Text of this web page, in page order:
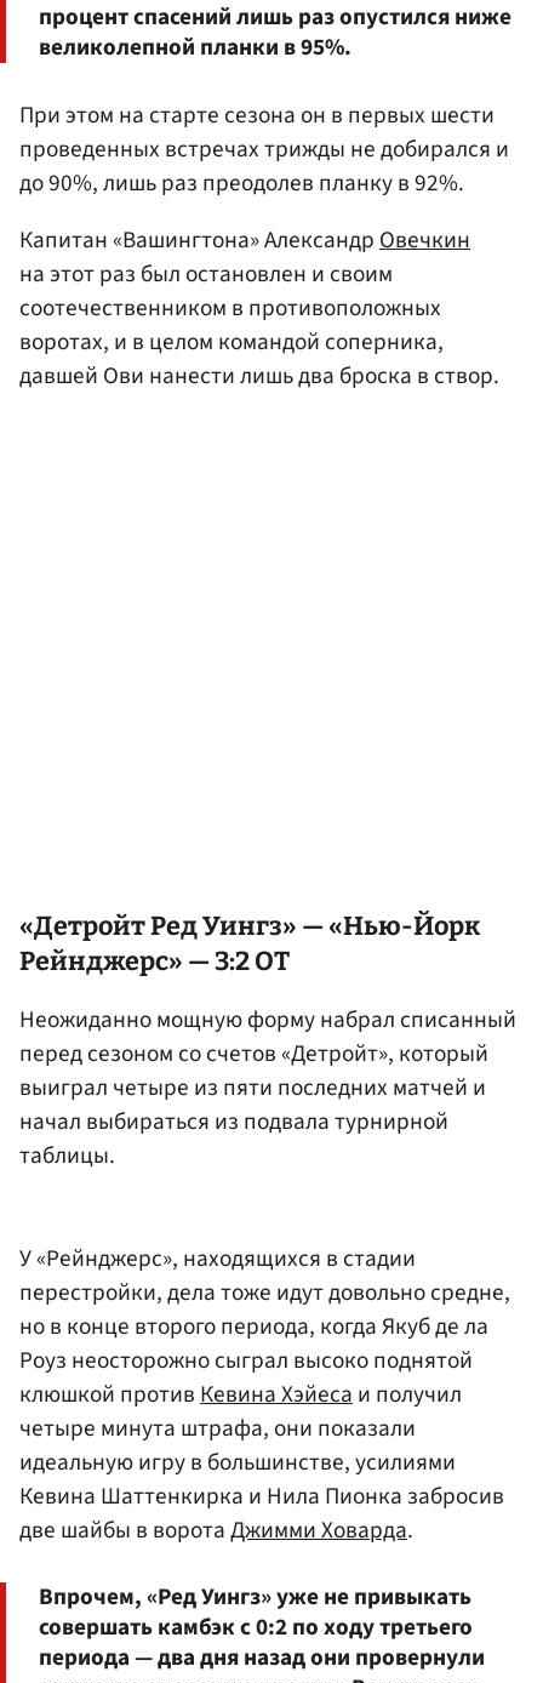
процент спасений лишь раз опустился ниже
великолепной планки в 95%.
При этом на старте сезона он в первых шести
проведенных встречах трижды не добирался и
до 90%, лишь раз преодолев планку в 92%.
Капитан «Вашингтона» АлександрОвечкин
на этот раз был остановлен и своим
соотечественником в противоположных
воротах, и в целом командой соперника,
давшей Ови нанести лишь два броска в створ.
«Детройт Ред Уингз» — «Нью-Йорк
Рейнджерс» — 3:2 ОТ
Неожиданно мощную форму набрал списанный
перед сезоном со счетов «Детройт», который
выиграл четыре из пяти последних матчей и
начал выбираться из подвала турнирной
таблицы.
У «Рейнджерс», находящихся в стадии
перестройки, дела тоже идут довольно средне,
но в конце второго периода, когда Якуб де ла
Роуз неосторожно сыграл высоко поднятой
клюшкой противКевина Хэйесаи получил
четыре минута штрафа, они показали
идеальную игру в большинстве, усилиями
Кевина Шаттенкирка и Нила Пионка забросив
две шайбы в воротаДжимми Ховарда.
Впрочем, «Ред Уингз» уже не привыкать
совершать камбэк с 0:2 по ходу третьего
периода — два дня назад они провернули